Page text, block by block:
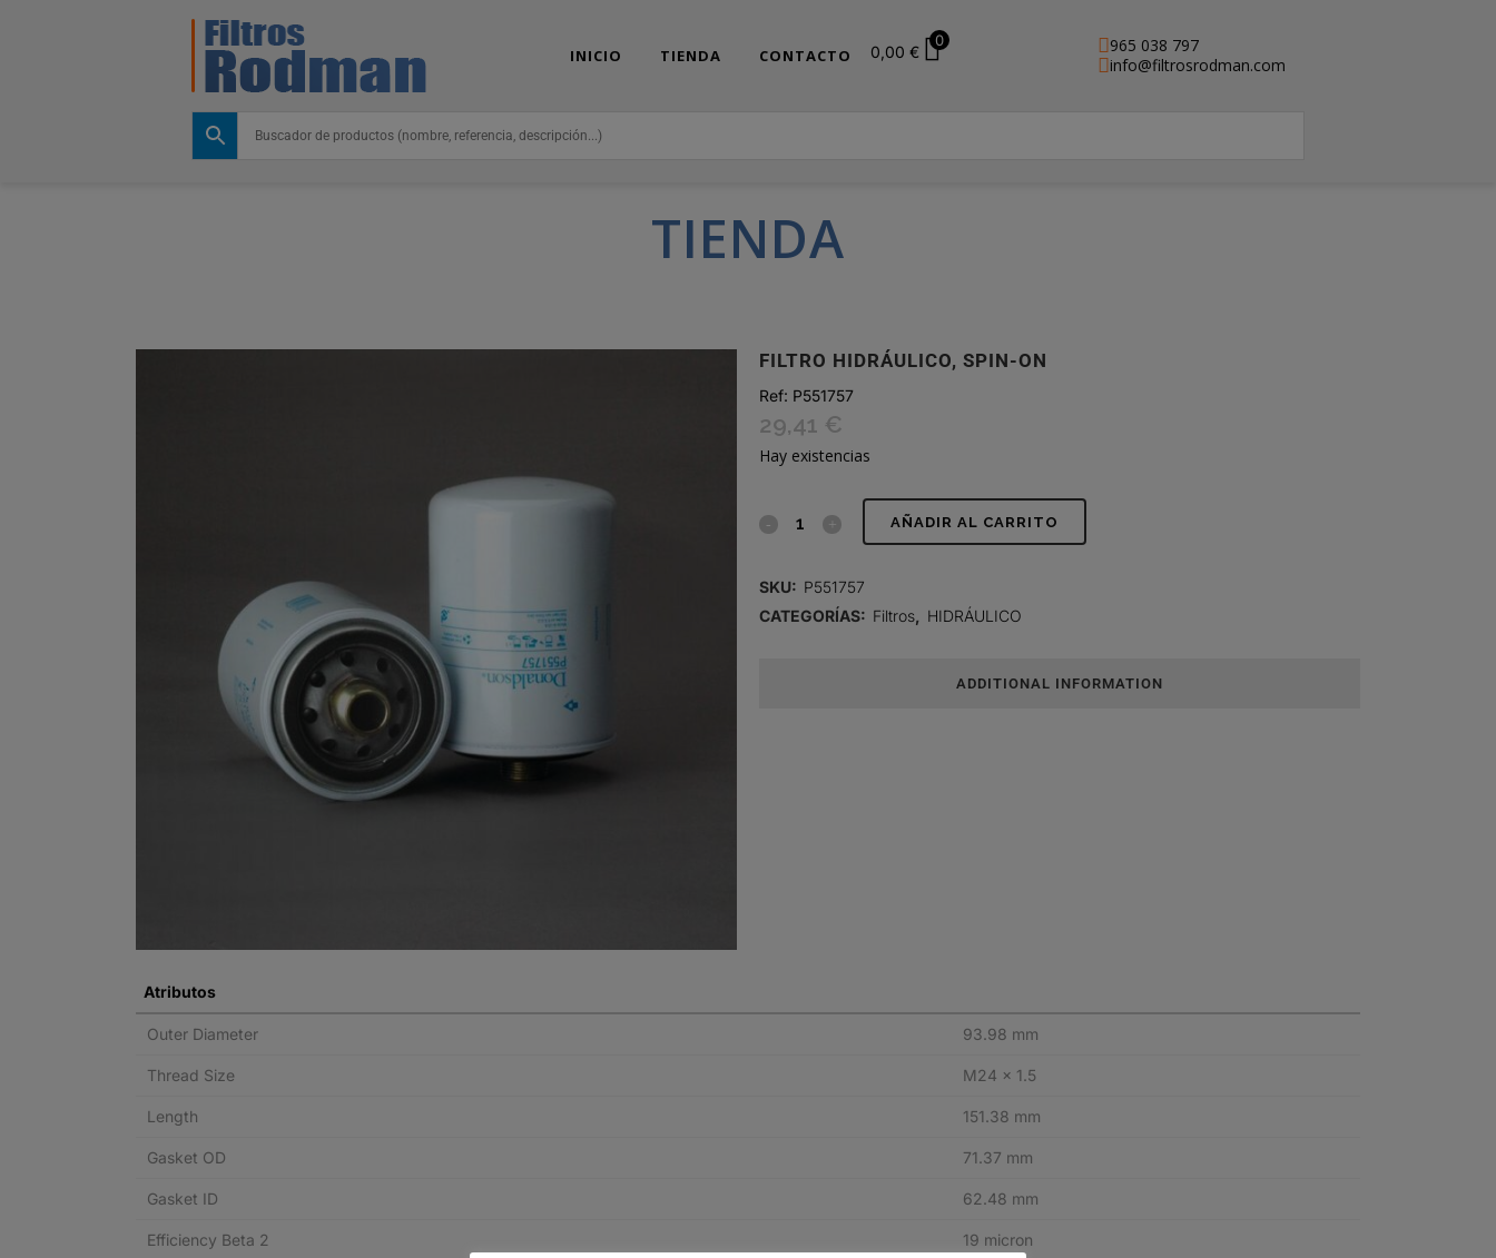
965 038 797
info@filtrosrodman.com
INICIO TIENDA CONTACTO 0,00 €
0
TIENDA
FILTRO HIDRÁULICO, SPIN-ON
Ref: P551757
29,41 €
Hay existencias
FILTRO AÑADIR AL CARRITO
SKU: P551757
CATEGORÍAS: Filtros HIDRÁULICO
ADDITIONAL INFORMATION
Atributos
Outer Diameter 93.98 mm
Thread Size M24 x 1.5
Length 151.38 mm
Gasket OD 71.37 mm
Gasket ID 62.48 mm
Efficiency Beta 2 19 micron